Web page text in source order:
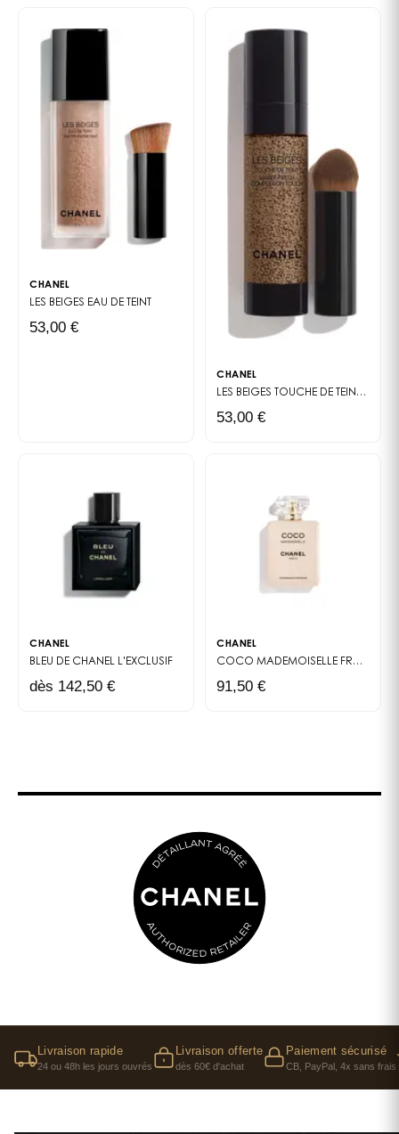
CHANEL
LES BEIGES EAU DE TEINT
53,00 €
CHANEL
LES BEIGES TOUCHE DE TEINT FRAÎCHES
53,00 €
CHANEL
BLEU DE CHANEL L'EXCLUSIF
dès 142,50 €
CHANEL
COCO MADEMOISELLE FRAGRANCE PRIMER
91,50 €
Livraison rapide
24 ou 48h les jours ouvrés
Livraison offerte
dès 60€ d'achat
Paiement sécurisé
CB, PayPal, 4x sans frais